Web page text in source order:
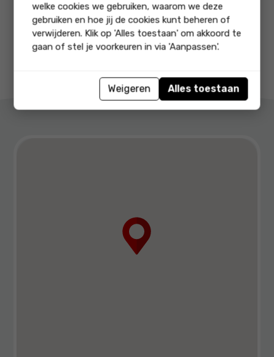
Keukenspecialisten
Volledige begeleiding
Vooraf gemaakte afspraken en kosten
welke cookies we gebruiken, waarom we deze
gebruiken en hoe jij de cookies kunt beheren of
verwijderen. Klik op 'Alles toestaan' om akkoord te
gaan of stel je voorkeuren in via 'Aanpassen'.
Weigeren Alles toestaan